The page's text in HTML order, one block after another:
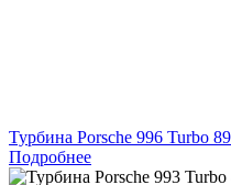
Турбина Porsche 996 Turbo
Подробнее